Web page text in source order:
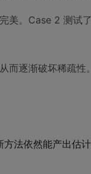
美。Case 2 测试
而逐渐破坏稀疏性
方法依然能产出估